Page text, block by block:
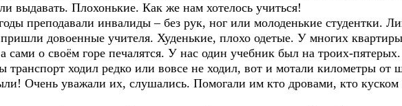
выдавать. Плохонькие. Как же нам хотелось учиться!
преподавали инвалиды – без рук, ног или молоденькие студентки.
довоенные учителя. Худенькие, плохо одетые. У многих
сами о своём горе печалятся. У нас один учебник был на троих-
транспорт ходил редко или вовсе не ходил, вот и мотали километры от
Очень уважали их, слушались. Помогали им кто дровами, кто